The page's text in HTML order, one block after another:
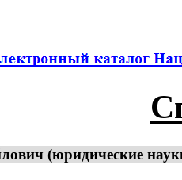
(юридические